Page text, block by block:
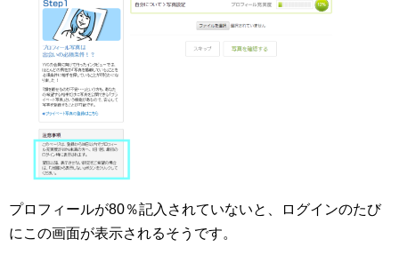
プロフィールが80％記入されていないと、ログインのたび
にこの画面が表示されるそうです。